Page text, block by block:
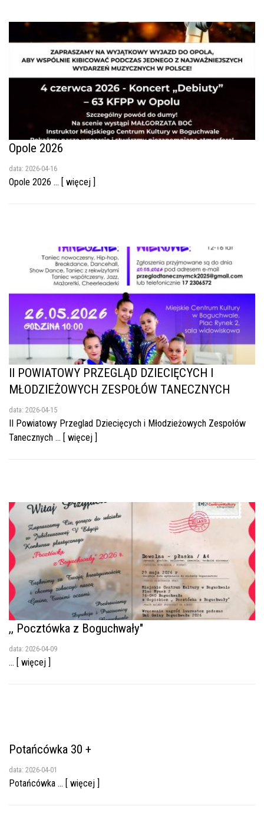
Opole 2026
data: 2026-04-16
Opole 2026 ... [ więcej ]
II POWIATOWY PRZEGLĄD DZIECIĘCYCH I
MŁODZIEŻOWYCH ZESPOŁÓW TANECZNYCH
data: 2026-04-15
II Powiatowy Przeglad Dziecięcych i Młodzieżowych Zespołów
Tanecznych ... [ więcej ]
,, Pocztówka z Boguchwały"
data: 2026-04-09
... [ więcej ]
Potańcówka 30 +
data: 2026-04-01
Potańcówka ... [ więcej ]